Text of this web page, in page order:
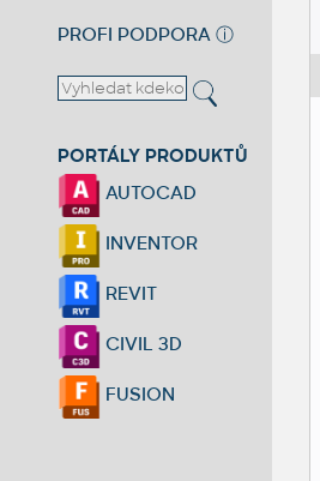
PROFI PODPORA ⓘ
PORTÁLY PRODUKTŮ
AUTOCAD
INVENTOR
REVIT
CIVIL 3D
FUSION